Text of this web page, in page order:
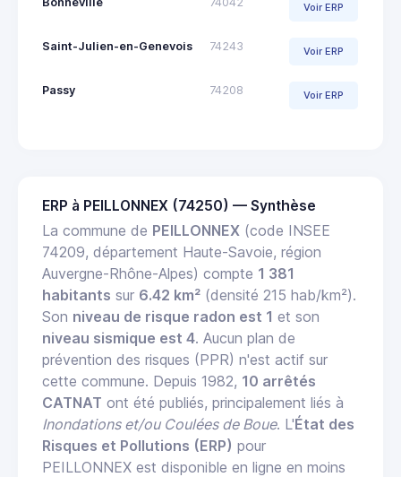
Voir ERP
Saint-Julien-en-Genevois 74243 Voir ERP
Passy 74208 Voir ERP
ERP à PEILLONNEX (74250) — Synthèse
La commune de PEILLONNEX (code INSEE
74209, département Haute-Savoie, région
Auvergne-Rhône-Alpes) compte 1 381
habitants sur 6.42 km² (densité 215 hab/km²).
Son niveau de risque radon est 1 et son
niveau sismique est 4. Aucun plan de
prévention des risques (PPR) n'est actif sur
cette commune. Depuis 1982, 10 arrêtés
CATNAT ont été publiés, principalement liés à
Inondations et/ou Coulées de Boue. L'État des
Risques et Pollutions (ERP) pour
PEILLONNEX est disponible en ligne en moins